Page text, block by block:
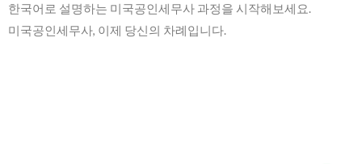
한국어로 설명하는 미국공인세무사 과정을 시작해보세요.
미국공인세무사, 이제 당신의 차례입니다.